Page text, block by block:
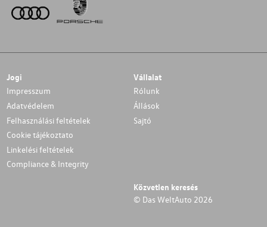
Jogi
Impresszum
Adatvédelem
Felhasználási feltételek
Cookie tájékoztato
Linkelési feltételek
Compliance & Integrity
Vállalat
Rólunk
Állások
Sajtó
Közvetlen keresés
© Das WeltAuto 2026